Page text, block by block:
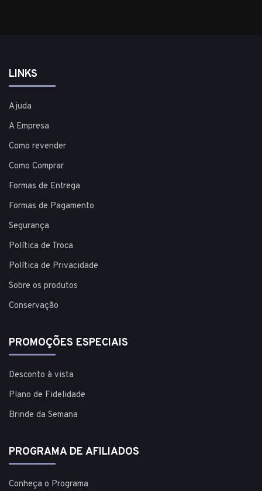
LINKS
Ajuda
A Empresa
Como revender
Como Comprar
Formas de Entrega
Formas de Pagamento
Segurança
Política de Troca
Política de Privacidade
Sobre os produtos
Conservação
PROMOÇÕES ESPECIAIS
Desconto à vista
Plano de Fidelidade
Brinde da Semana
PROGRAMA DE AFILIADOS
Conheça o Programa